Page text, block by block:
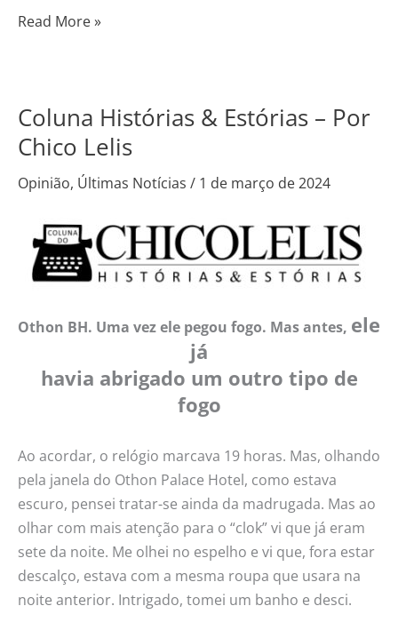
Read More »
Coluna Histórias & Estórias – Por
Chico Lelis
Opinião, Últimas Notícias / 1 de março de 2024
Othon BH. Uma vez ele pegou fogo. Mas antes, ele
já
havia abrigado um outro tipo de
fogo
Ao acordar, o relógio marcava 19 horas. Mas, olhando
pela janela do Othon Palace Hotel, como estava
escuro, pensei tratar-se ainda da madrugada. Mas ao
olhar com mais atenção para o “clok” vi que já eram
sete da noite. Me olhei no espelho e vi que, fora estar
descalço, estava com a mesma roupa que usara na
noite anterior. Intrigado, tomei um banho e desci.
Coluna
Histórias
&
Estórias
Por
Chico
Lelis